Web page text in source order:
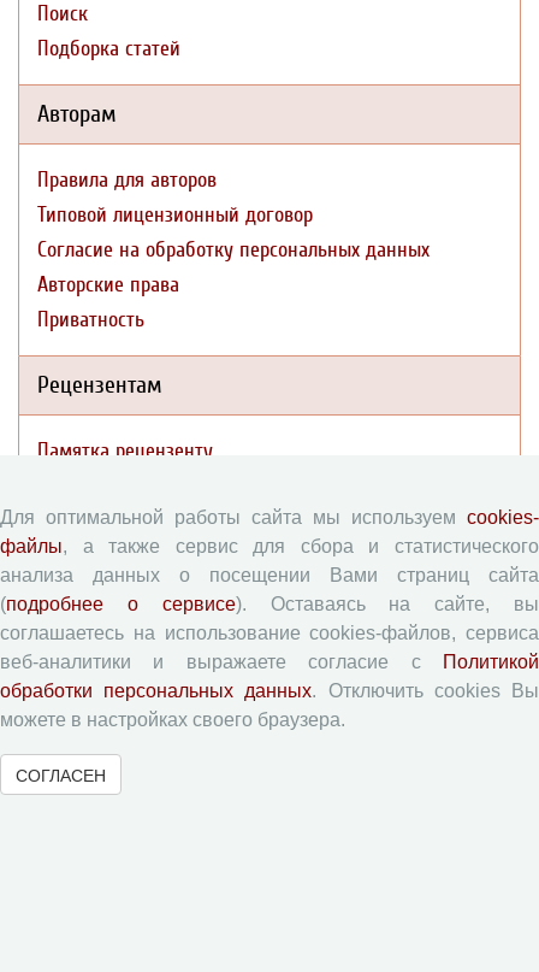
Поиск
Подборка статей
Авторам
Правила для авторов
Типовой лицензионный договор
Согласие на обработку персональных данных
Авторские права
Приватность
Рецензентам
Памятка рецензенту
Журналы ВолНЦ РАН
Экономические и социальные перемены
Проблемы развития территории
Вопросы территориального развития
Юный экономист
Для оптимальной работы сайта мы используем cookies-
файлы, а также сервис для сбора и статистического
анализа данных о посещении Вами страниц сайта
(подробнее о сервисе). Оставаясь на сайте, вы
соглашаетесь на использование cookies-файлов, сервиса
веб-аналитики и выражаете согласие с
Политикой
обработки персональных данных. Отключить cookies Вы
можете в настройках своего браузера.
СОГЛАСЕН